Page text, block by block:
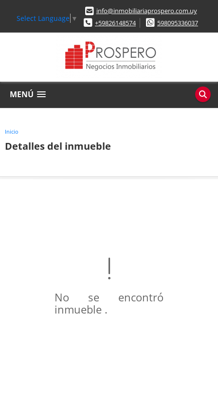
Select Language ▼
info@inmobiliariaprospero.com.uy
+59826148574
598095336037
MENÚ
Inicio
Detalles del inmueble
No se encontró
inmueble .